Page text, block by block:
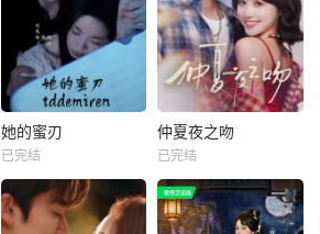
她的蜜刃
已完结
仲夏夜之吻
已完结